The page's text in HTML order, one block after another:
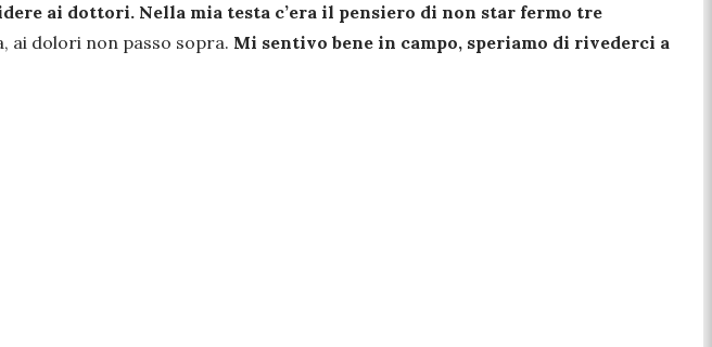
ai dottori. Nella mia testa c’era il pensiero di non star fermo tre
ai dolori non passo sopra. Mi sentivo bene in campo, speriamo di rivederci a